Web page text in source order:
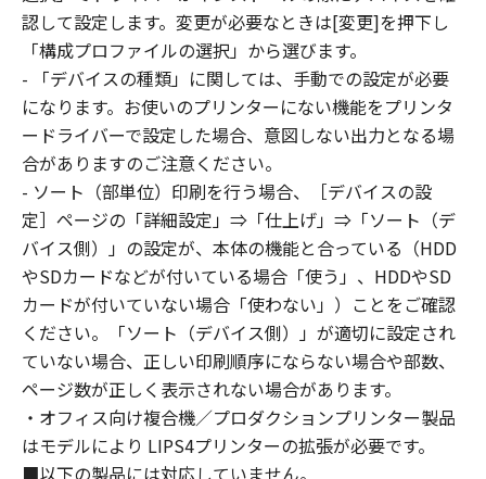
ず、本契約書によってお客様に譲渡あるいは許
諾されるものではありません。
２．制限
(1) お客様は、再使用許諾、譲渡、販売、頒
布、リースもしくは貸与その他の方法により、
第三者に「本ソフトウェア」を使用させること
はできません。
(2) お客様は、「本ソフトウェア」の全部また
は一部を修正、改変、逆コンパイル、逆アセン
ブル、その他リバースエンジニアリング等する
ことはできません。また第三者にこのような行
為をさせてはなりません。
３．著作権表示
お客様は、「本ソフトウェア」に含まれるキヤ
ノンまたはキヤノンのライセンサーの著作権表
示を変更し、除去しもしくは削除してはなりま
せん。
４．所有権
認して設定します。変更が必要なときは[変更]を押下し
「構成プロファイルの選択」から選びます。
- 「デバイスの種類」に関しては、手動での設定が必要
になります。お使いのプリンターにない機能をプリンタ
ードライバーで設定した場合、意図しない出力となる場
合がありますのご注意ください。
- ソート（部単位）印刷を行う場合、［デバイスの設
定］ページの「詳細設定」⇒「仕上げ」⇒「ソート（デ
バイス側）」の設定が、本体の機能と合っている（HDD
やSDカードなどが付いている場合「使う」、HDDやSD
カードが付いていない場合「使わない」）ことをご確認
ください。「ソート（デバイス側）」が適切に設定され
ていない場合、正しい印刷順序にならない場合や部数、
ページ数が正しく表示されない場合があります。
・オフィス向け複合機／プロダクションプリンター製品
はモデルにより LIPS4プリンターの拡張が必要です。
■以下の製品には対応していません。